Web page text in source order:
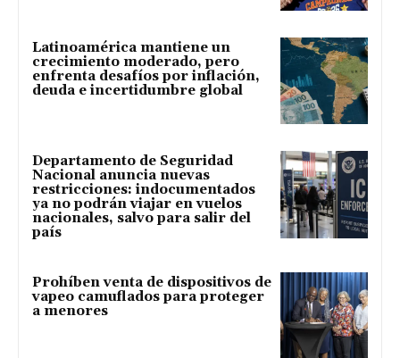
Latinoamérica mantiene un
crecimiento moderado, pero
enfrenta desafíos por inflación,
deuda e incertidumbre global
Departamento de Seguridad
Nacional anuncia nuevas
restricciones: indocumentados
ya no podrán viajar en vuelos
nacionales, salvo para salir del
país
Prohíben venta de dispositivos de
vapeo camuflados para proteger
a menores